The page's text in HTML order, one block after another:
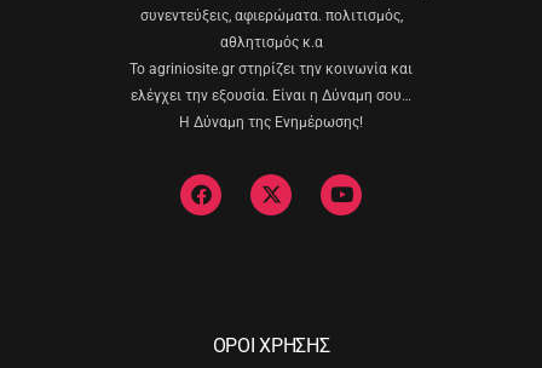
συνεντεύξεις, αφιερώματα. πολιτισμός,
αθλητισμός κ.α
Το agriniosite.gr στηρίζει την κοινωνία και
ελέγχει την εξουσία. Είναι η Δύναμη σου…
Η Δύναμη της Ενημέρωσης!
ΟΡΟΙ ΧΡΗΣΗΣ